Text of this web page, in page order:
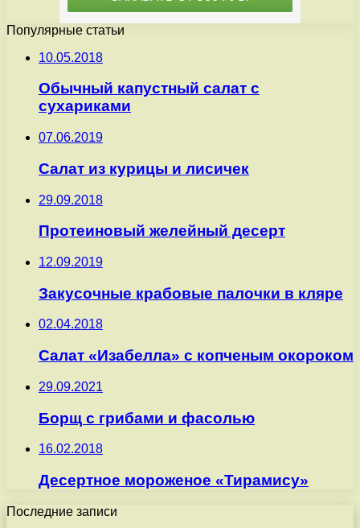
Популярные статьи
10.05.2018
Обычный капустный салат с
сухариками
07.06.2019
Салат из курицы и лисичек
29.09.2018
Протеиновый желейный десерт
12.09.2019
Закусочные крабовые палочки в кляре
02.04.2018
Салат «Изабелла» с копченым окороком
29.09.2021
Борщ с грибами и фасолью
16.02.2018
Десертное мороженое «Тирамису»
Последние записи